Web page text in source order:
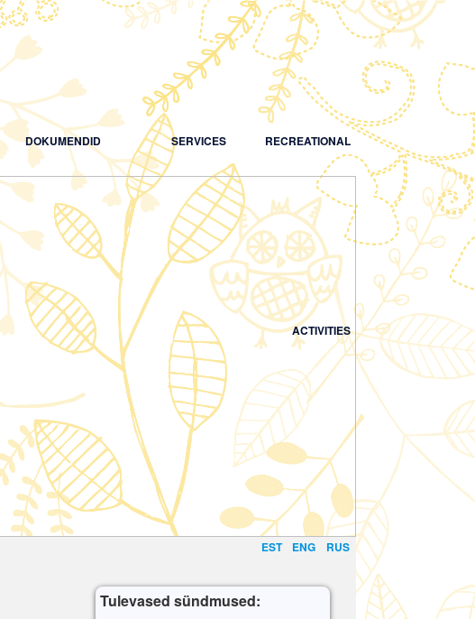
DOKUMENDID SERVICES RECREATIONAL
ACTIVITIES
EST ENG RUS
Tulevased sündmused: